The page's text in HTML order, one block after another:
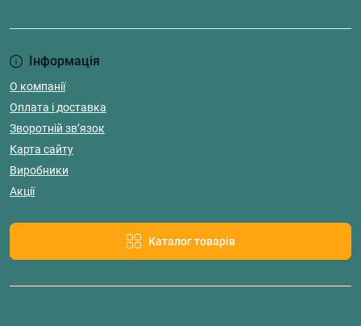
Інформація
О компанії
Оплата і доставка
Зворотній зв’язок
Карта сайту
Виробники
Акції
Каталог товарів